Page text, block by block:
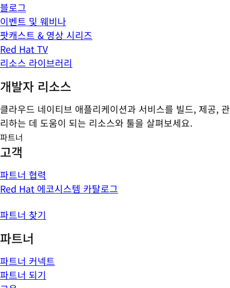
블로그
이벤트 및 웨비나
팟캐스트 & 영상 시리즈
Red Hat TV
리소스 라이브러리
개발자 리소스
클라우드 네이티브 애플리케이션과 서비스를 빌드, 제공, 관
리하는 데 도움이 되는 리소스와 툴을 살펴보세요.
파트너
고객
파트너 협력
Red Hat 에코시스템 카탈로그
파트너 찾기
파트너
파트너 커넥트
파트너 되기